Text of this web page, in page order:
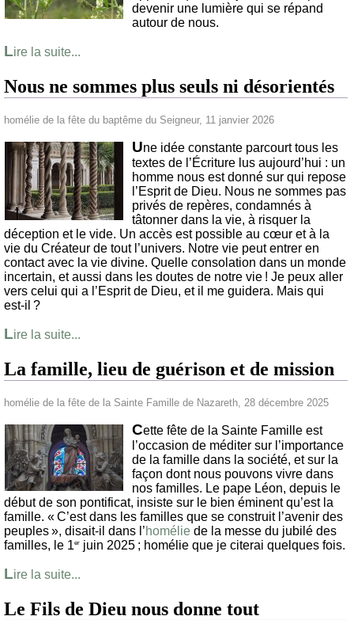
devenir une lumière qui se répand
autour de nous.
Lire la suite...
Nous ne sommes plus seuls ni désorientés
homélie de la fête du baptême du Seigneur, 11 janvier 2026
Une idée constante parcourt tous les
textes de l’Écriture lus aujourd’hui : un
homme nous est donné sur qui repose
l’Esprit de Dieu. Nous ne sommes pas
privés de repères, condamnés à
tâtonner dans la vie, à risquer la
déception et le vide. Un accès est possible au cœur et à la
vie du Créateur de tout l’univers. Notre vie peut entrer en
contact avec la vie divine. Quelle consolation dans un monde
incertain, et aussi dans les doutes de notre vie ! Je peux aller
vers celui qui a l’Esprit de Dieu, et il me guidera. Mais qui
est-il ?
Lire la suite...
La famille, lieu de guérison et de mission
homélie de la fête de la Sainte Famille de Nazareth, 28 décembre 2025
Cette fête de la Sainte Famille est
l’occasion de méditer sur l’importance
de la famille dans la société, et sur la
façon dont nous pouvons vivre dans
nos familles. Le pape Léon, depuis le
début de son pontificat, insiste sur le bien éminent qu’est la
famille. « C’est dans les familles que se construit l’avenir des
peuples », disait-il dans l’homélie de la messe du jubilé des
familles, le 1er juin 2025 ; homélie que je citerai quelques fois.
Lire la suite...
Le Fils de Dieu nous donne tout